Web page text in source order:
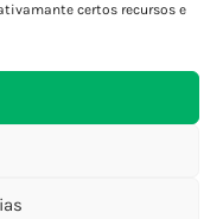
certos recursos e